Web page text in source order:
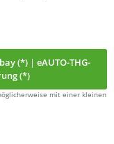
(*)| eAUTO-THG-
(*)
mit einer kleinen